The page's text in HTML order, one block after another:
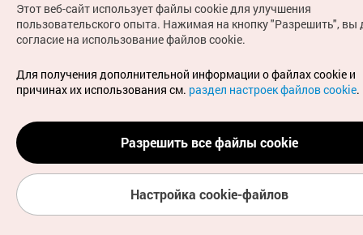
(с) Национальная организация туризма Кореи Все
права защищены
Для извещения об ошибках и проблемах, связанных с
работой веб-сайта, направляйте ваши запросы на
официальный адрес электронной почты
russian@knto.or.kr
Этот веб-сайт использует файлы cookie для улучшения
пользовательского опыта. Нажимая на кнопку "Разрешить", вы
согласие на использование файлов cookie.
Для получения дополнительной информации о файлах cookie и
причинах их использования см. раздел настроек файлов cookie.
Разрешить все файлы cookie
Настройка cookie-файлов